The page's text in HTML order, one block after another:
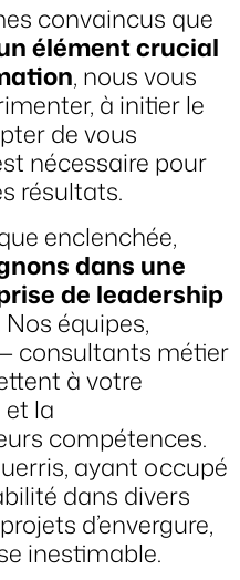
convaincus que
élément crucial
, nous vous
à initier le
de vous
nécessaire pour
résultats.
enclenchée,
dans une
de leadership
Nos équipes,
consultants métier
à votre
la
compétences.
ayant occupé
dans divers
d’envergure,
inestimable.